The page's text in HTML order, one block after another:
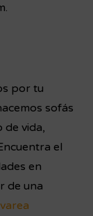
por tu
sofás
de vida,
el
en
de una